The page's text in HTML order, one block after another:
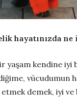
hayatınızda ne
yaşam kendine iyi
vücudumun
demek, iyi ve